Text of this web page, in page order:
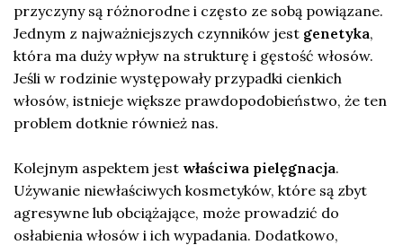
przyczyny są różnorodne i często ze sobą powiązane.
Jednym z najważniejszych czynników jest genetyka,
która ma duży wpływ na strukturę i gęstość włosów.
Jeśli w rodzinie występowały przypadki cienkich
włosów, istnieje większe prawdopodobieństwo, że ten
problem dotknie również nas.
Kolejnym aspektem jest właściwa pielęgnacja.
Używanie niewłaściwych kosmetyków, które są zbyt
agresywne lub obciążające, może prowadzić do
osłabienia włosów i ich wypadania. Dodatkowo,